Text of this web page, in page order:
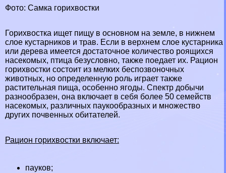
Фото: Самка горихвостки
Горихвостка ищет пищу в основном на земле, в нижнем
слое кустарников и трав. Если в верхнем слое кустарника
или дерева имеется достаточное количество роящихся
насекомых, птица безусловно, также поедает их. Рацион
горихвостки состоит из мелких беспозвоночных
животных, но определенную роль играет также
растительная пища, особенно ягоды. Спектр добычи
разнообразен, она включает в себя более 50 семейств
насекомых, различных паукообразных и множество
других почвенных обитателей.
Рацион горихвостки включает:
пауков;